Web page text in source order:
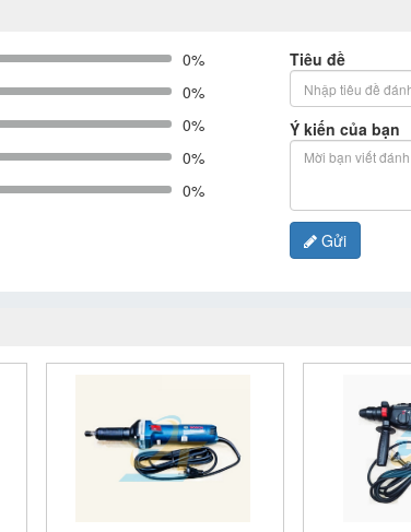
0%
0%
0%
0%
0%
Tiêu đề
Ý kiến của bạn
Gửi